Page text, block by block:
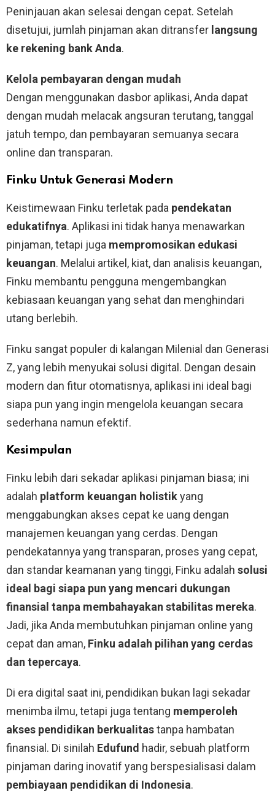
Peninjauan akan selesai dengan cepat. Setelah
disetujui, jumlah pinjaman akan ditransfer langsung
ke rekening bank Anda.
Kelola pembayaran dengan mudah
Dengan menggunakan dasbor aplikasi, Anda dapat
dengan mudah melacak angsuran terutang, tanggal
jatuh tempo, dan pembayaran semuanya secara
online dan transparan.
Finku Untuk Generasi Modern
Keistimewaan Finku terletak pada pendekatan
edukatifnya. Aplikasi ini tidak hanya menawarkan
pinjaman, tetapi juga mempromosikan edukasi
keuangan. Melalui artikel, kiat, dan analisis keuangan,
Finku membantu pengguna mengembangkan
kebiasaan keuangan yang sehat dan menghindari
utang berlebih.
Finku sangat populer di kalangan Milenial dan Generasi
Z, yang lebih menyukai solusi digital. Dengan desain
modern dan fitur otomatisnya, aplikasi ini ideal bagi
siapa pun yang ingin mengelola keuangan secara
sederhana namun efektif.
Kesimpulan
Finku lebih dari sekadar aplikasi pinjaman biasa; ini
adalah platform keuangan holistikyang
menggabungkan akses cepat ke uang dengan
manajemen keuangan yang cerdas. Dengan
pendekatannya yang transparan, proses yang cepat,
dan standar keamanan yang tinggi, Finku adalah solusi
ideal bagi siapa pun yang mencari dukungan
finansial tanpa membahayakan stabilitas mereka.
Jadi, jika Anda membutuhkan pinjaman online yang
cepat dan aman, Finku adalah pilihan yang cerdas
dan tepercaya.
Di era digital saat ini, pendidikan bukan lagi sekadar
menimba ilmu, tetapi juga tentang memperoleh
akses pendidikan berkualitastanpa hambatan
finansial. Di sinilah Edufund hadir, sebuah platform
pinjaman daring inovatif yang berspesialisasi dalam
pembiayaan pendidikan di Indonesia.